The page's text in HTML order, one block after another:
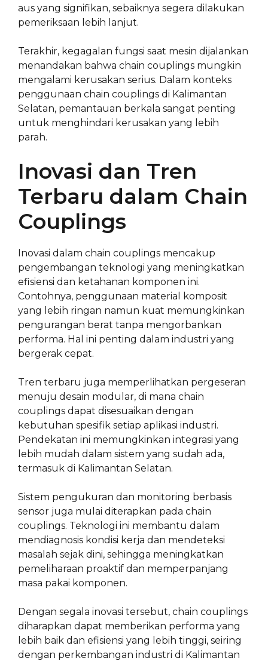
aus yang signifikan, sebaiknya segera dilakukan
pemeriksaan lebih lanjut.
Terakhir, kegagalan fungsi saat mesin dijalankan
menandakan bahwa chain couplings mungkin
mengalami kerusakan serius. Dalam konteks
penggunaan chain couplings di Kalimantan
Selatan, pemantauan berkala sangat penting
untuk menghindari kerusakan yang lebih
parah.
Inovasi dan Tren
Terbaru dalam Chain
Couplings
Inovasi dalam chain couplings mencakup
pengembangan teknologi yang meningkatkan
efisiensi dan ketahanan komponen ini.
Contohnya, penggunaan material komposit
yang lebih ringan namun kuat memungkinkan
pengurangan berat tanpa mengorbankan
performa. Hal ini penting dalam industri yang
bergerak cepat.
Tren terbaru juga memperlihatkan pergeseran
menuju desain modular, di mana chain
couplings dapat disesuaikan dengan
kebutuhan spesifik setiap aplikasi industri.
Pendekatan ini memungkinkan integrasi yang
lebih mudah dalam sistem yang sudah ada,
termasuk di Kalimantan Selatan.
Sistem pengukuran dan monitoring berbasis
sensor juga mulai diterapkan pada chain
couplings. Teknologi ini membantu dalam
mendiagnosis kondisi kerja dan mendeteksi
masalah sejak dini, sehingga meningkatkan
pemeliharaan proaktif dan memperpanjang
masa pakai komponen.
Dengan segala inovasi tersebut, chain couplings
diharapkan dapat memberikan performa yang
lebih baik dan efisiensi yang lebih tinggi, seiring
dengan perkembangan industri di Kalimantan